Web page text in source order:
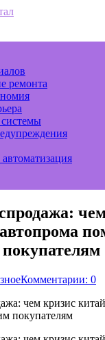
ремонта
Комментарии: 0